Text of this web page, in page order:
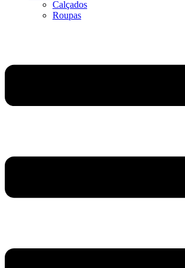
Calçados
Roupas